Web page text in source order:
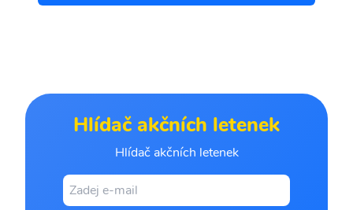
Hlídač akčních letenek
Hlídač akčních letenek